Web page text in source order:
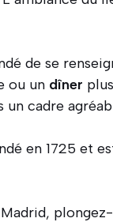
de se
ou un dîner
cadre
en 1725 et